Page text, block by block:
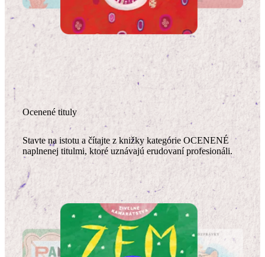
Ocenené tituly
Stavte na istotu a čítajte z knižky kategórie OCENENÉ
naplnenej titulmi, ktoré uznávajú erudovaní profesionáli.